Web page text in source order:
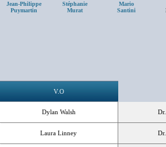
Jean-Philippe
Puymartin
Stéphanie
Murat
Mario
Santini
V.O
Dylan Walsh
Laura Linney